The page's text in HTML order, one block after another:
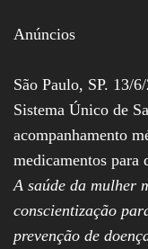
Anúncios
São Paulo, SP. 13/
Sistema Único de
acompanhamento
medicamentos para
A saúde da mulher
conscientização
prevenção de